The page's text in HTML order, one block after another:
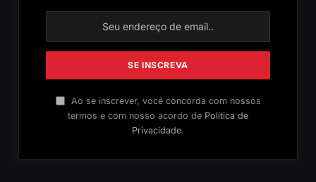
Ao se inscrever, você concorda com nossos
termos e com nosso acordo de Política de
Privacidade.